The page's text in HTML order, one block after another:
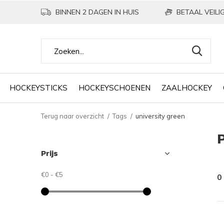
HOCKEYSTICKS HOCKEYSCHOENEN ZAALHOCKEY
BINNEN 2 DAGEN IN HUIS BETAAL
Terug naar overzicht Tags university green
0
Prijs
€0 - €5